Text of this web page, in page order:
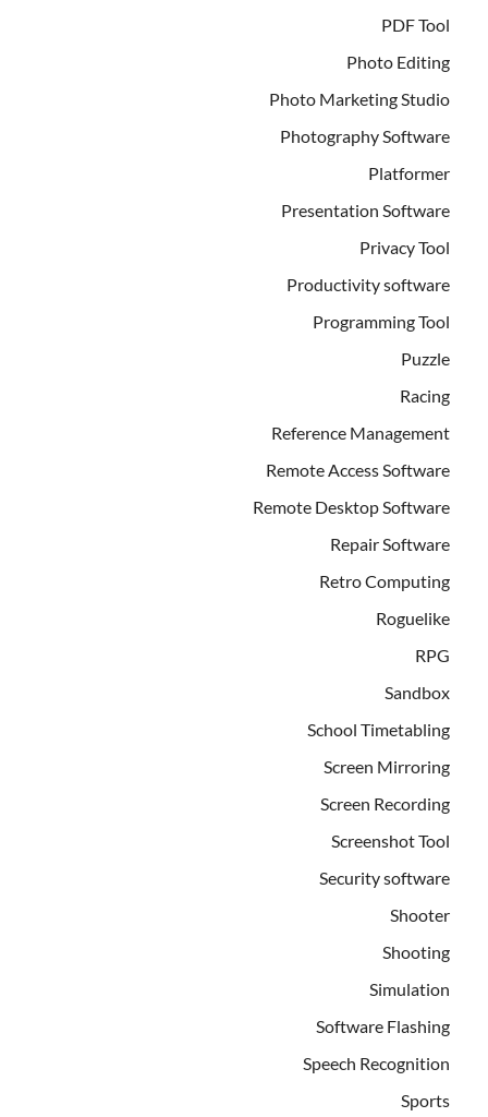
PDF Tool
Photo Editing
Photo Marketing Studio
Photography Software
Platformer
Presentation Software
Privacy Tool
Productivity software
Programming Tool
Puzzle
Racing
Reference Management
Remote Access Software
Remote Desktop Software
Repair Software
Retro Computing
Roguelike
RPG
Sandbox
School Timetabling
Screen Mirroring
Screen Recording
Screenshot Tool
Security software
Shooter
Shooting
Simulation
Software Flashing
Speech Recognition
Sports